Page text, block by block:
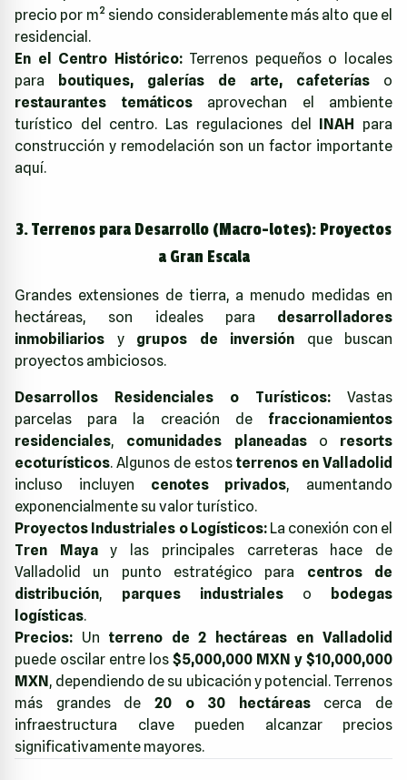
precio por m² siendo considerablemente más alto que el
residencial.
En el Centro Histórico:Terrenos pequeños o locales
para
boutiques, galerías de arte, cafeterías o
restaurantes temáticosaprovechan el ambiente
turístico del centro. Las regulaciones del
INAH
para
construcción y remodelación son un factor importante
aquí.
3. Terrenos para Desarrollo (Macro-lotes): Proyectos
a Gran Escala
Grandes extensiones de tierra, a menudo medidas en
hectáreas, son ideales para desarrolladores
inmobiliarios y grupos de inversión que buscan
proyectos ambiciosos.
Desarrollos Residenciales o Turísticos: Vastas
parcelas para la creación de fraccionamientos
residenciales, comunidades planeadaso resorts
ecoturísticos. Algunos de estos terrenos en Valladolid
incluso incluyen cenotes privados, aumentando
exponencialmente su valor turístico.
Proyectos Industriales o Logísticos:La conexión con el
Tren Mayay las principales carreteras hace de
Valladolid un punto estratégico para centros de
distribución, parques industriales o
bodegas
logísticas.
Precios: Un terreno de 2 hectáreas en Valladolid
puede oscilar entre los $5,000,000 MXN y $10,000,000
MXN , dependiendo de su ubicación y potencial. Terrenos
más grandes de 20 o 30 hectáreascerca de
infraestructura clave pueden alcanzar precios
significativamente mayores.